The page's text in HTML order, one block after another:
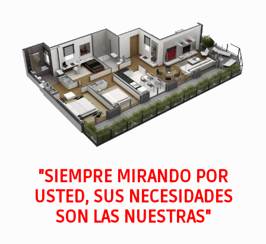
"SIEMPRE MIRANDO POR
USTED, SUS NECESIDADES
SON LAS NUESTRAS"